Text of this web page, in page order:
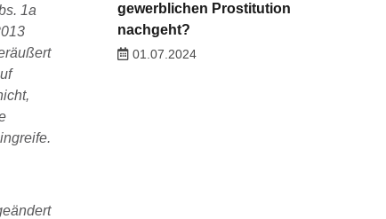
1a
gewerblichen Prostitution
nachgeht?
01.07.2024